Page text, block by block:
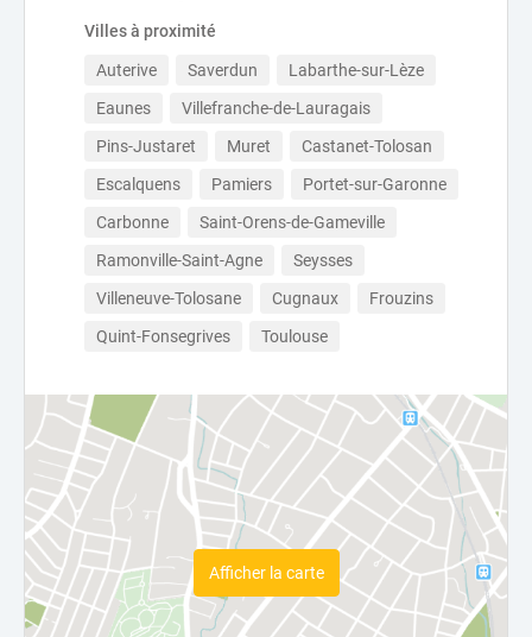
Villes à proximité
Auterive Saverdun
Labarthe-sur-Lèze
Eaunes
Villefranche-de-Lauragais
Pins-Justaret
Muret
Castanet-Tolosan
Escalquens
Pamiers
Portet-sur-Garonne
Carbonne
Saint-Orens-de-Gameville
Ramonville-Saint-Agne
Seysses
Villeneuve-Tolosane
Cugnaux
Frouzins
Quint-Fonsegrives
Toulouse
Afficher la carte